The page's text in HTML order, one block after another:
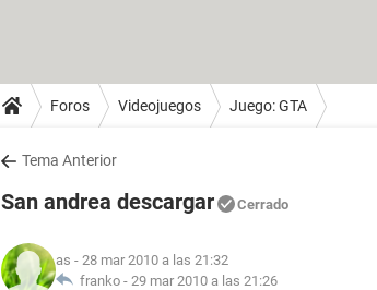
Foros Videojuegos Juego: GTA
Tema Anterior
San andrea descargar Cerrado
as - 28 mar 2010 a las 21:32
franko - 29 mar 2010 a las 21:26